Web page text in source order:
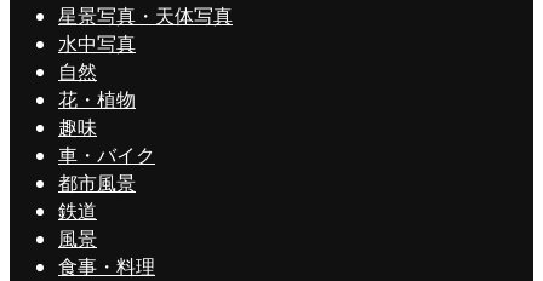
星景写真・天体写真
水中写真
自然
花・植物
趣味
車・バイク
都市風景
鉄道
風景
食事・料理